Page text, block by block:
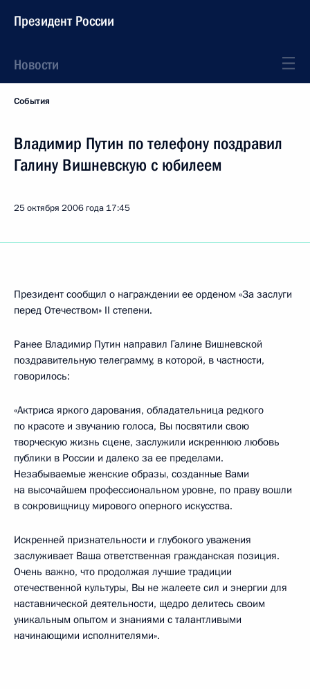
Президент России
Новости
События
Владимир Путин по телефону поздравил
Галину Вишневскую с юбилеем
25 октября 2006 года 17:45
Президент сообщил о награждении ее орденом «За заслуги
перед Отечеством» II степени.
Ранее Владимир Путин направил Галине Вишневской
поздравительную телеграмму, в которой, в частности,
говорилось:
«Актриса яркого дарования, обладательница редкого
по красоте и звучанию голоса, Вы посвятили свою
творческую жизнь сцене, заслужили искреннюю любовь
публики в России и далеко за ее пределами.
Незабываемые женские образы, созданные Вами
на высочайшем профессиональном уровне, по праву вошли
в сокровищницу мирового оперного искусства.
Искренней признательности и глубокого уважения
заслуживает Ваша ответственная гражданская позиция.
Очень важно, что продолжая лучшие традиции
отечественной культуры, Вы не жалеете сил и энергии для
наставнической деятельности, щедро делитесь своим
уникальным опытом и знаниями с талантливыми
начинающими исполнителями».